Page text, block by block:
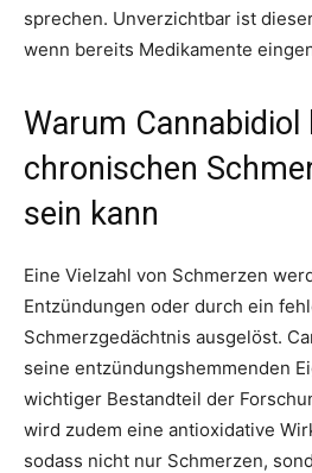
sprechen. Unverzichtbar ist
wenn bereits Medikamente
Warum Cannabidiol
chronischen
sein kann
Eine Vielzahl von Schmerzen
Entzündungen oder durch ein
Schmerzgedächtnis ausgelöst.
seine entzündungshemmenden
wichtiger Bestandteil der
wird zudem eine antioxidative
sodass nicht nur Schmerzen,